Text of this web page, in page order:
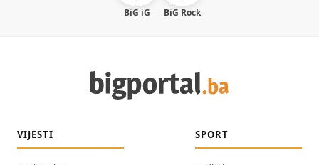
BiG iG BiG Rock
VIJESTI SPORT